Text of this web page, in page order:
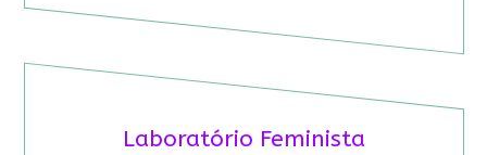
Laboratório Feminista